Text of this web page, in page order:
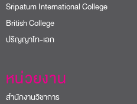
Sripatum International College
British College
ปริญญาโท-เอก
หน่วยงาน
สำนักงานวิชาการ